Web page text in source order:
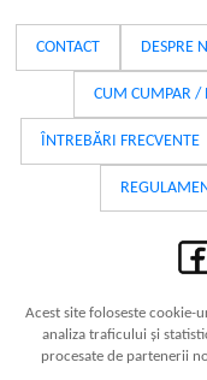
CONTACT DESPRE
CUM CUMPAR /
ÎNTREBĂRI FRECVENTE
Acest site foloseste
analiza traficului și
procesate de partenerii